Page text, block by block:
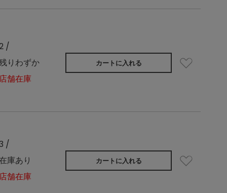
/
りわずか
舗在庫
カートに入れる
/
庫あり
舗在庫
カートに入れる